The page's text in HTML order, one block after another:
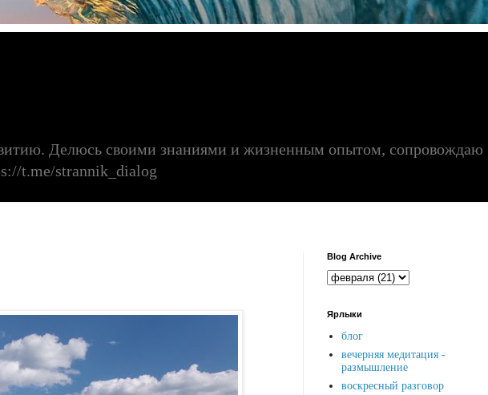
Делюсь своими знаниями и жизненным опытом, сопровождаю
t.me/strannik_dialog
Blog Archive
Ярлыки
блог
вечерняя медитация -
размышление
воскресный разговор